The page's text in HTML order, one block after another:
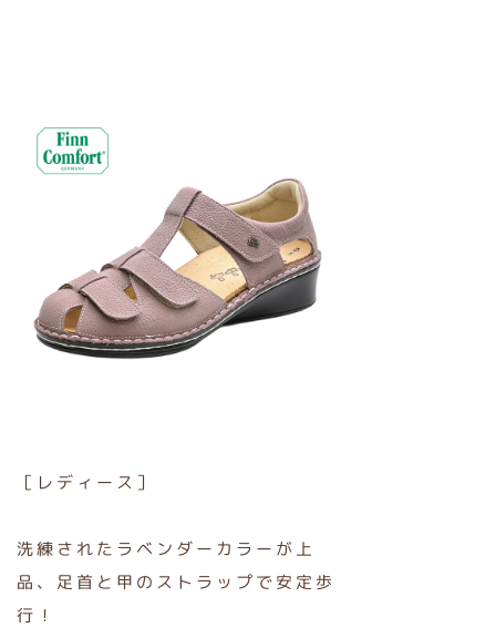
［レディース］
洗練されたラベンダーカラーが上
品、足首と甲のストラップで安定歩
行！